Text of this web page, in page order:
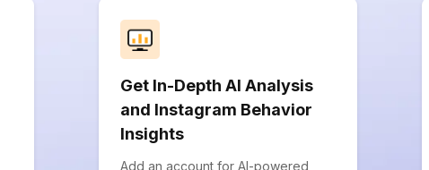
Get In-Depth AI Analysis
and Instagram Behavior
Insights
Add an account for AI-powered